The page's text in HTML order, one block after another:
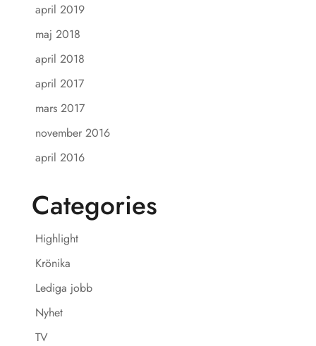
april 2019
maj 2018
april 2018
april 2017
mars 2017
november 2016
april 2016
Categories
Highlight
Krönika
Lediga jobb
Nyhet
TV